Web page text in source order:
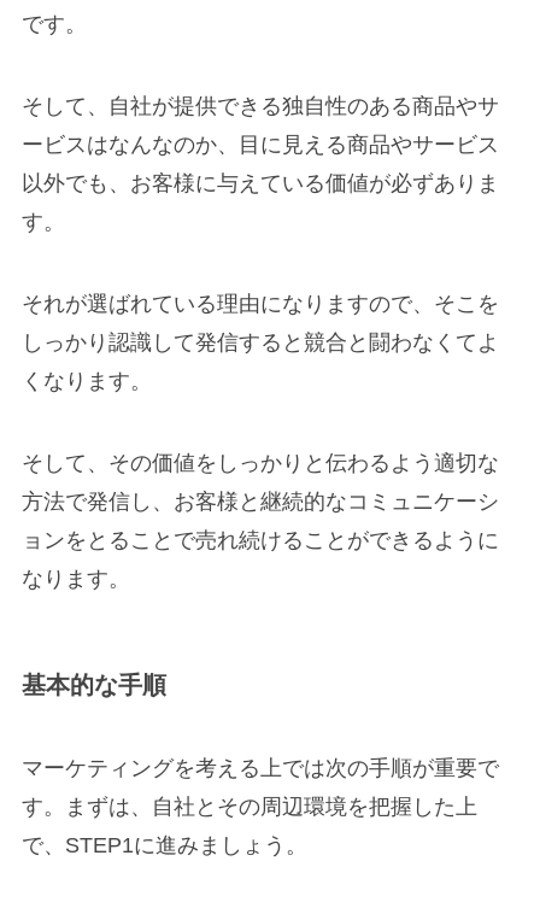
です。
そして、自社が提供できる独自性のある商品やサ
ービスはなんなのか、目に見える商品やサービス
以外でも、お客様に与えている価値が必ずありま
す。
それが選ばれている理由になりますので、そこを
しっかり認識して発信すると競合と闘わなくてよ
くなります。
そして、その価値をしっかりと伝わるよう適切な
方法で発信し、お客様と継続的なコミュニケーシ
ョンをとることで売れ続けることができるように
なります。
基本的な手順
マーケティングを考える上では次の手順が重要で
す。まずは、自社とその周辺環境を把握した上
で、STEP1に進みましょう。